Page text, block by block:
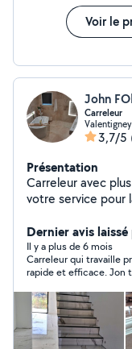
Voir le
John
Carreleur
3,7/5
Présentation
Carreleur avec
votre service pour
projets.
Dernier avis
Il y a plus de 6 mois
Carreleur qui travaille
rapide et efficace. Jon